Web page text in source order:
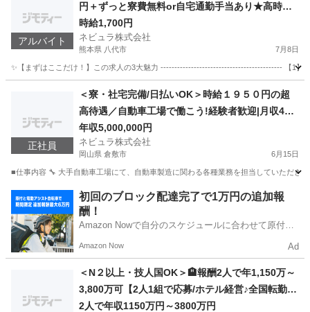
アルバイト
円＋ずっと寮費無料or自宅通勤手当あり★高時給
1,700円で年収420万も可能！即日払いOKの大手
自動車製造スタッフ［福岡県宮若市］108205
時給1,700円
ネビュラ株式会社
熊本県 八代市 7月8日
✨【まずはここだけ！】この求人の3大魅力 -------------------------------------------- 【1】
軽作業 スタッフ
正社員
＜寮・社宅完備/日払いOK＞時給１９５０円の超
高待遇／自動車工場で働こう!経験者歓迎|月収40
万円以上可能|土日休み|大手メーカー勤務|自動車
製造スタッフ／107219
年収5,000,000円
ネビュラ株式会社
岡山県 倉敷市 6月15日
■仕事内容 🔧 大手自動車工場にて、自動車製造に関わる各種業務を担当していただき
その他 業務
初回のブロック配達完了で1万円の追加報
酬！
Amazon Nowで自分のスケジュールに合わせて原付や
う！
Amazon Now Ad
＜N２以上・技人国OK＞🏨報酬2人で年1,150万～
3,800万可【2人1組で応募/ホテル経営♪全国転勤あ
り】／家賃・光消熱費0円の住み込み／4年で貯蓄
2人で年収1150万円～3800万円